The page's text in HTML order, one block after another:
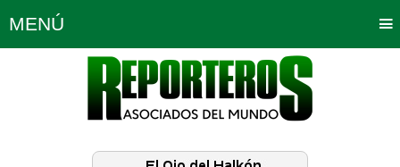
MENÚ
Política Opinión Bogotá
Planeta Tierra Deportes